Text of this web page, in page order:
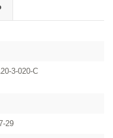
3-020-C
29